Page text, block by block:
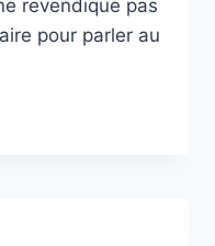
revendique pas
pour parler au